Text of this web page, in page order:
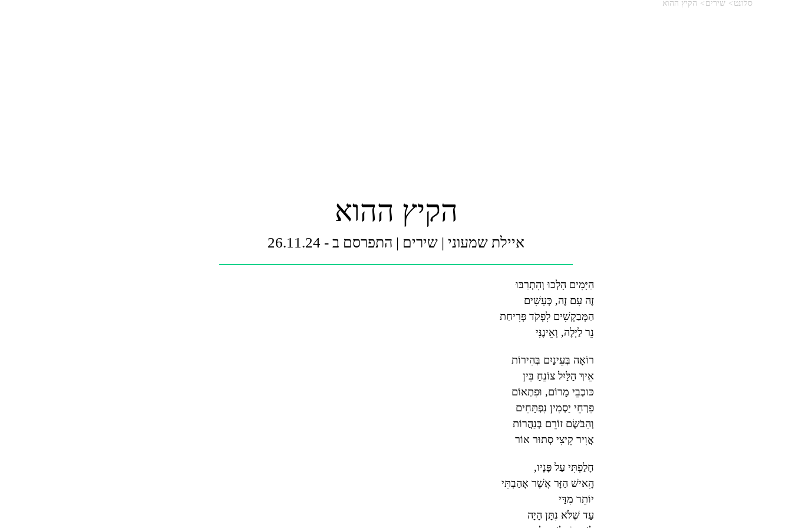
סלונט שירים הקיץ ההוא
הקיץ ההוא
איילת שמעוני | שירים | התפרסם ב - 26.11.24
הַיָּמִים הָלְכוּ וְהִתְרַבּוּ
זֶה עִם זֶה, כְּעָשִׁים
הַמְּבַקְשִׁים לִפְקֹד פְּרִיחַת
נֵר לַיְלָה, וְאֵינֶנִּי
רוֹאָה בְּעֵינַיִם בְּהִירוֹת
אֵיךְ הַלַּיִל צוֹנֵחַ בֵּין
כּוכְבֵי מָרוֹם, וּפִתְאוֹם
פִּרְחֵי יַסְמִין נִפְתָּחִים
וְהַבֹּשֶׂם זוֹרֵם בְּנַהֲרוֹת
אֲוִיר קֵיצִי סְתוּר אוֹר
חָלַפְתִּי עַל פָּנָיו,
הִָאישׁ הַזָּר אֲשֶׁר אָהַבְתִּי
יוֹתֵר מִדַּי
עַד שֶׁלֹּא נִתָּן הָיָה